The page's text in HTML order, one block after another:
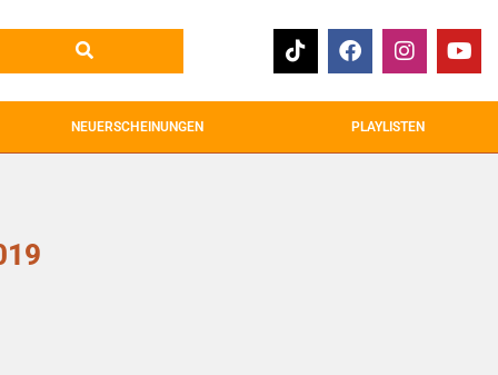
NEUERSCHEINUNGEN PLAYLISTEN